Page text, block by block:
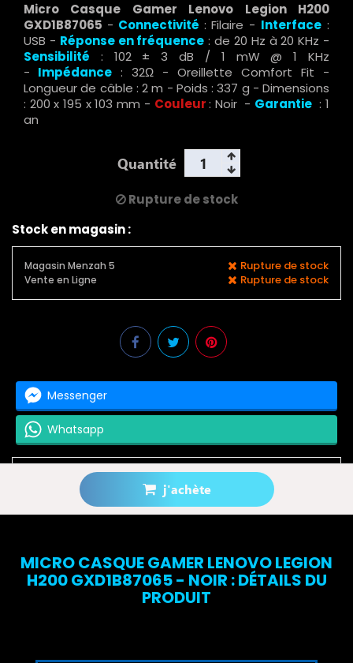
Micro Casque Gamer Lenovo Legion H200
GXD1B87065 - Connectivité : Filaire - Interface :
USB - Réponse en fréquence : de 20 Hz à 20 KHz -
Sensibilité
: 102 ± 3 dB / 1 mW @ 1 KHz
- Impédance : 32Ω - Oreillette Comfort Fit -
Longueur de câble : 2 m - Poids : 337 g - Dimensions
: 200 x 195 x 103 mm - Couleur: Noir - Garantie: 1
an
Quantité
j'achète
Rupture de stock
Stock en magasin :
Magasin Menzah 5 Rupture de stock
Vente en Ligne Rupture de stock
Messenger
Whatsapp
Prévenez-moi lorsque le produit est disponible
MICRO CASQUE GAMER LENOVO LEGION
H200 GXD1B87065 - NOIR : DÉTAILS DU
PRODUIT